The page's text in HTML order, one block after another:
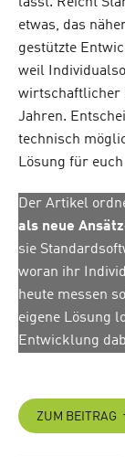
etwas, das
gestützte
weil
wirtschaftlicher
Jahren.
technisch
Lösung für
Der Artikel
als neue
sie
woran ihr
heute messen
eigene Lösung
Entwicklung
ZUM BEITRAG